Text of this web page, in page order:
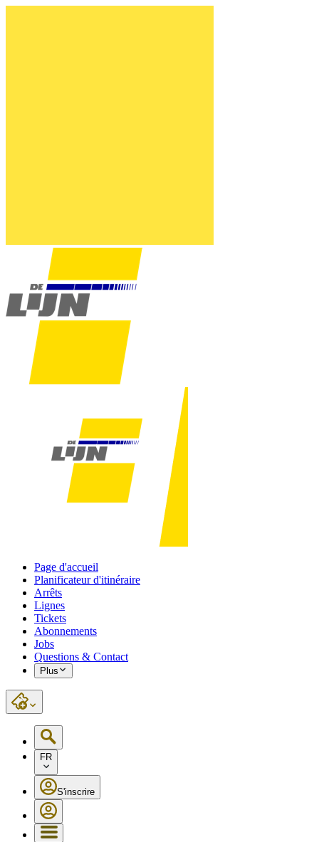
Page d'accueil
Planificateur d'itinéraire
Arrêts
Lignes
Tickets
Abonnements
Jobs
Questions & Contact
Plus
FR
S'inscrire